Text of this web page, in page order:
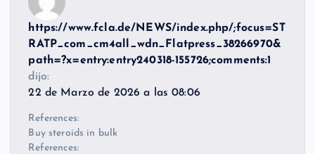
https://www.fcla.de/NEWS/index.php/;focus=ST
RATP_com_cm4all_wdn_Flatpress_38266970&
path=?x=entry:entry240318-155726;comments:1
dijo:
22 de Marzo de 2026 a las 08:06
References:
Buy steroids in bulk
References: